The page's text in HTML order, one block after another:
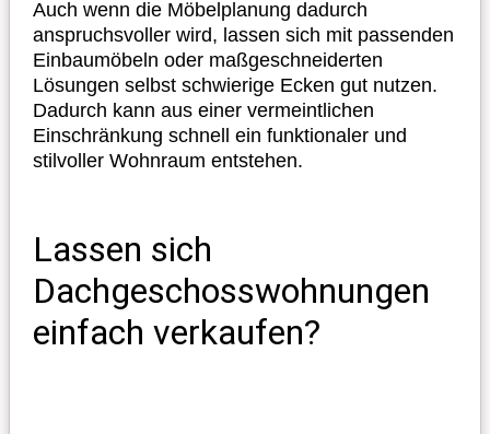
Auch wenn die Möbelplanung dadurch
anspruchsvoller wird, lassen sich mit passenden
Einbaumöbeln oder maßgeschneiderten
Lösungen selbst schwierige Ecken gut nutzen.
Dadurch kann aus einer vermeintlichen
Einschränkung schnell ein funktionaler und
stilvoller Wohnraum entstehen.
Lassen sich
Dachgeschosswohnungen
einfach verkaufen?